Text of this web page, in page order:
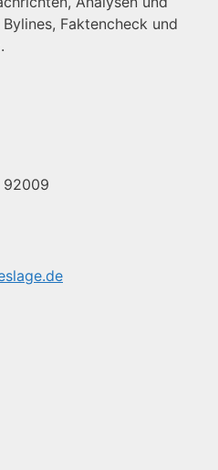
Faktencheck und
92009